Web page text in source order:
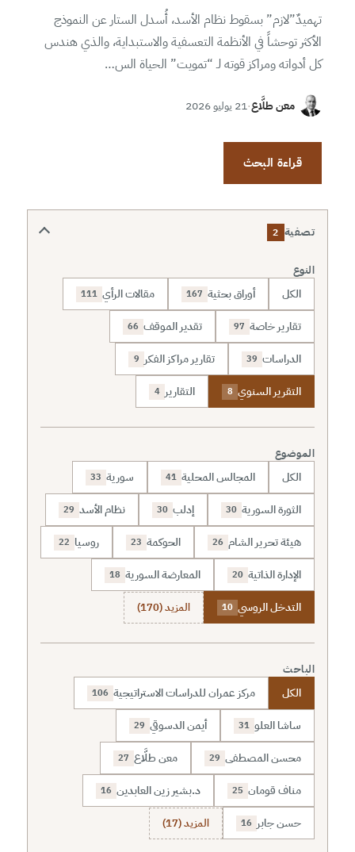
تهميدٌ”لازم” بسقوط نظام الأسد، أُسدل الستار عن النموذج
الأكثر توحشاً في الأنظمة التعسفية والاستبداية، والذي هندس
كل أدواته ومراكز قوته لـ “تمويت” الحياة الس…
معن طلَّاع·21 يوليو 2026
قراءة البحث
تصفية 2
النوع
الكل أوراق بحثية 167 مقالات الرأي 111
تقارير خاصة 97 تقدير الموقف 66
الدراسات 39 تقارير مراكز الفكر 9
التقرير السنوي 8 التقارير 4
الموضوع
الكل المجالس المحلية 41 سورية 33
الثورة السورية 30 إدلب 30 نظام الأسد 29
هيئة تحرير الشام 26 الحوكمة 23 روسيا 22
الإدارة الذاتية 20 المعارضة السورية 18
التدخل الروسي 10 المزيد (170)
الباحث
الكل مركز عمران للدراسات الاستراتيجية 106
ساشا العلو 31 أيمن الدسوقي 29
محسن المصطفى 29 معن طلَّاع 27
مناف قومان 25 د.بشير زين العابدين 16
حسن جابر 16 المزيد (17)